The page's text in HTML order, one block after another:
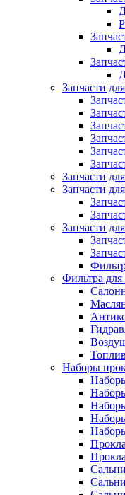
Запчасти
Запчасти
Запчасти
Запчасти
Фильтра для
Наборы